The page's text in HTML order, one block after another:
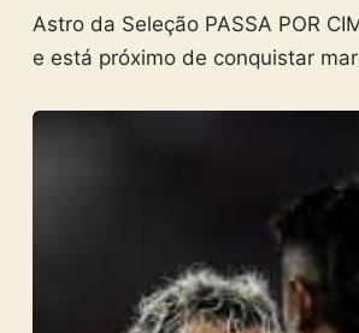
Astro da Seleção PASSA POR
e está próximo de conquistar